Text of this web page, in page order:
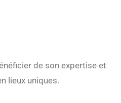
de son expertise et
lieux uniques.